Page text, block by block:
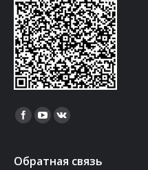
Найдите нас:
Обратная связь